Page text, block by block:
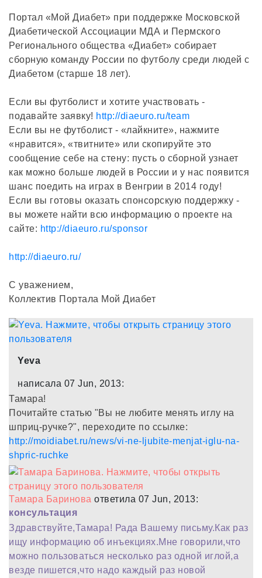
Портал «Мой Диабет» при поддержке Московской
Диабетической Ассоциации МДА и Пермского
Регионального общества «Диабет» собирает
сборную команду России по футболу среди людей с
Диабетом (старше 18 лет).
Если вы футболист и хотите участвовать -
подавайте заявку! http://diaeuro.ru/team
Если вы не футболист - «лайкните», нажмите
«нравится», «твитните» или скопируйте это
сообщение себе на стену: пусть о сборной узнает
как можно больше людей в России и у нас появится
шанс поедить на играх в Венгрии в 2014 году!
Если вы готовы оказать спонсорскую поддержку -
вы можете найти всю информацию о проекте на
сайте: http://diaeuro.ru/sponsor
http://diaeuro.ru/
С уважением,
Коллектив Портала Мой Диабет
Yeva
написала 07 Jun, 2013:
Тамара!
Почитайте статью "Вы не любите менять иглу на
шприц-ручке?", переходите по ссылке:
http://moidiabet.ru/news/vi-ne-ljubite-menjat-iglu-na-
shpric-ruchke
Тамара Баринова ответила 07 Jun, 2013:
консультация
Здравствуйте,Тамара! Рада Вашему письму.Как раз
ищу информацию об инъекциях.Мне говорили,что
можно пользоваться несколько раз одной иглой,а
везде пишется,что надо каждый раз новой